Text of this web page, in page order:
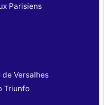
Parisiens
de Versalhes
Triunfo